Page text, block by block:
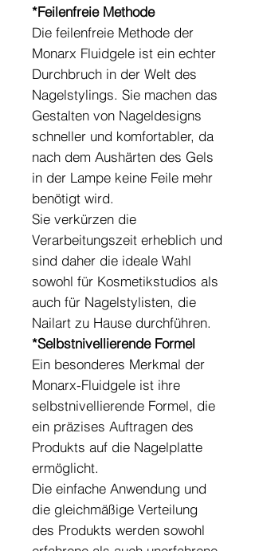
*Feilenfreie Methode
Die feilenfreie Methode der
Monarx Fluidgele ist ein echter
Durchbruch in der Welt des
Nagelstylings. Sie machen das
Gestalten von Nageldesigns
schneller und komfortabler, da
nach dem Aushärten des Gels
in der Lampe keine Feile mehr
benötigt wird.
Sie verkürzen die
Verarbeitungszeit erheblich und
sind daher die ideale Wahl
sowohl für Kosmetikstudios als
auch für Nagelstylisten, die
Nailart zu Hause durchführen.
*Selbstnivellierende Formel
Ein besonderes Merkmal der
Monarx-Fluidgele ist ihre
selbstnivellierende Formel, die
ein präzises Auftragen des
Produkts auf die Nagelplatte
ermöglicht.
Die einfache Anwendung und
die gleichmäßige Verteilung
des Produkts werden sowohl